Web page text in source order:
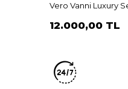
Vero Vanni Luxury
12.000,00 TL